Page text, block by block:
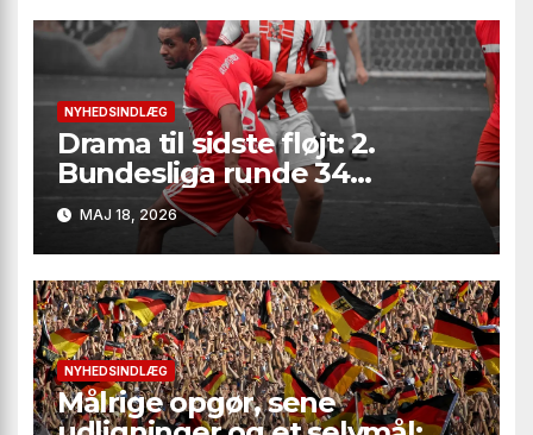
NYHEDSINDLÆG
Drama til sidste fløjt: 2.
Bundesliga runde 34
leverede seksmålsthriller,
målfest i Bielefeld og
afgørelser på marginalerne
MAJ 18, 2026
NYHEDSINDLÆG
Målrige opgør, sene